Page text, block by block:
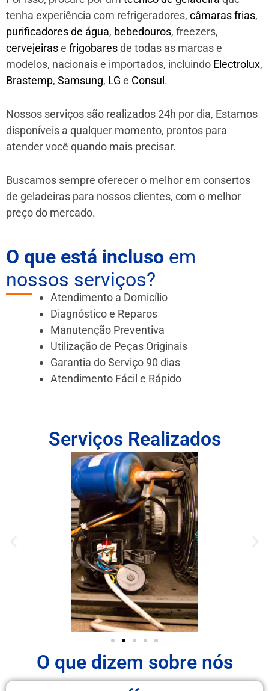
tenha experiência com refrigeradores, câmaras frias,
purificadores de água, bebedouros, freezers,
cervejeirase frigobaresde todas as marcas e
modelos, nacionais e importados, incluindo Electrolux,
Brastemp, Samsung, LG e Consul .
Nossos serviços são realizados 24h por dia, Estamos
disponíveis a qualquer momento, prontos para
atender você quando mais precisar.
Buscamos sempre oferecer o melhor em consertos
de geladeiras para nossos clientes, com o melhor
preço do mercado.
O que está incluso em
nossos serviços?
Atendimento a Domicílio
Diagnóstico e Reparos
Manutenção Preventiva
Utilização de Peças Originais
Garantia do Serviço 90 dias
Atendimento Fácil e Rápido
Serviços Realizados
O que dizem sobre nós